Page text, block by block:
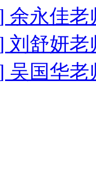
余永佳老
刘舒妍老
吴国华老